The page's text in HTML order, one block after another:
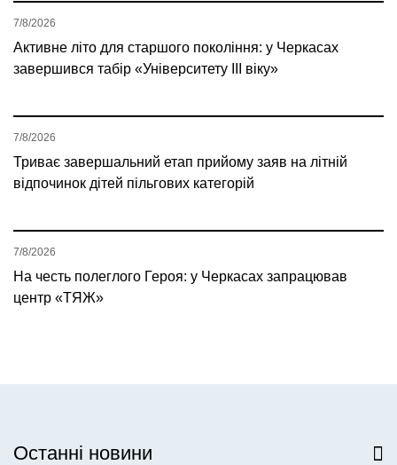
Активне літо для старшого покоління: у Черкасах
завершився табір «Університету ІІІ віку»
7/8/2026
Триває завершальний етап прийому заяв на літній
відпочинок дітей пільгових категорій
7/8/2026
На честь полеглого Героя: у Черкасах запрацював
центр «ТЯЖ»
7/8/2026
Останні новини